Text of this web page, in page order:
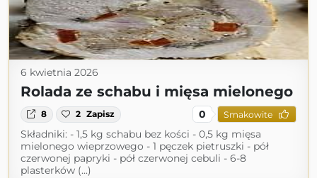
6 kwietnia 2026
Rolada ze schabu i mięsa mielonego
8 2 Zapisz 0 Smakowite
Składniki: - 1,5 kg schabu bez kości - 0,5 kg mięsa
mielonego wieprzowego - 1 pęczek pietruszki - pół
czerwonej papryki - pół czerwonej cebuli - 6-8
plasterków (...)